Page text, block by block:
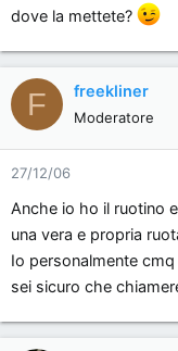
dove la mettete?
F freekliner
Moderatore
27/12/06
Anche io ho il ruotino
una vera e propria
Io personalmente
sei sicuro che